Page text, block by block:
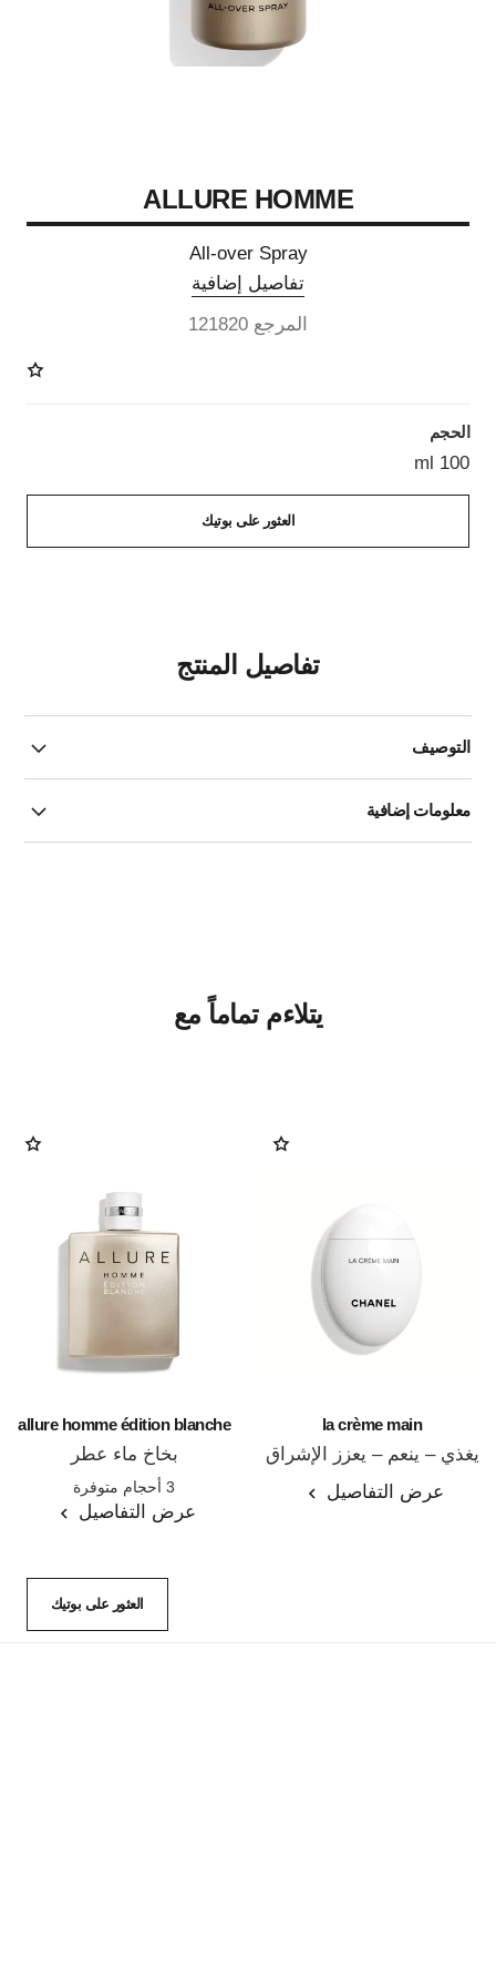
ALLURE HOMME
All-over Spray
تفاصيل إضافية
المرجع 121820
الحجم
100 ml
العثور على بوتيك
تفاصيل المنتج
التوصيف
معلومات إضافية
يتلاءم تماماً مع
la crème main
يغذي – ينعم – يعزز الإشراق
عرض التفاصيل
allure homme édition blanche
بخاخ ماء عطر
3 أحجام متوفرة
عرض التفاصيل
العثور على بوتيك